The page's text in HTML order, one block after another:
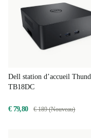
Dell station d’accueil
TB18DC
€ 79,80 € 189 (Nouveau)